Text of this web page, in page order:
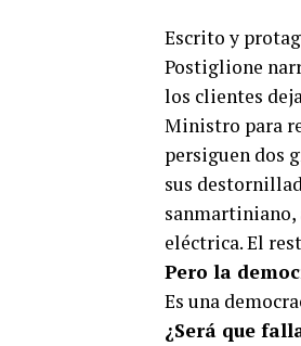
Escrito y
Postiglione
los clientes
Ministro para
persiguen dos
sus
sanmartiniano,
eléctrica. El
Pero la
Es una
¿Será que